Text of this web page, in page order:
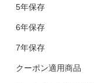
5年保存
6年保存
7年保存
クーポン適用商品